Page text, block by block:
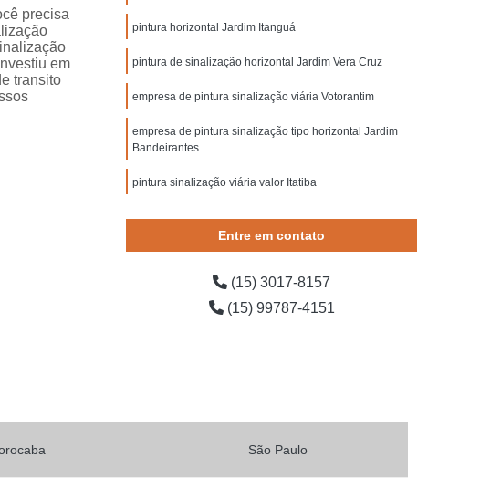
Tipo Horizontal
Placas de Sinalização de Segurança Bombeiros
de Segurança contra Incêndio
de Segurança do Trabalho Construção Civil
Sinalização de Segurança em Obras
Sinalização de Segurança Escadas
de Segurança para Condomínio
Placas de Sinalização de Rodovia
Sinalização de Obras
Sinalização de Obras de Vias
precisa
em
transito
pintura horizontal Jardim Itanguá
pintura de sinalização horizontal Jardim Vera Cruz
empresa de pintura sinalização viária Votorantim
empresa de pintura sinalização tipo horizontal Jardim
Bandeirantes
pintura sinalização viária valor Itatiba
Entre em contato
(15) 3017-8157
(15) 99787-4151
São Paulo